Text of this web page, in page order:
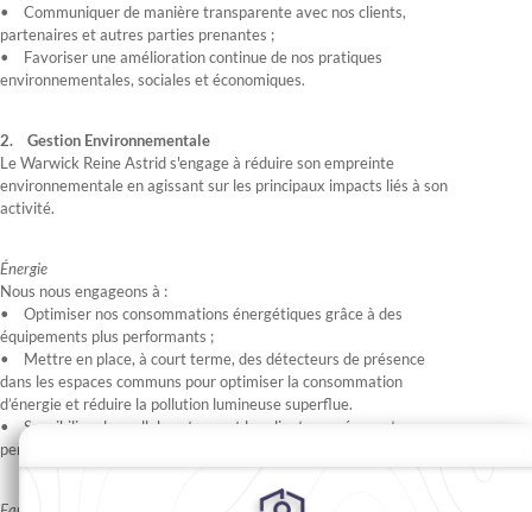
• Communiquer de manière transparente avec nos clients,
partenaires et autres parties prenantes ;
• Favoriser une amélioration continue de nos pratiques
environnementales, sociales et économiques.
2. Gestion Environnementale
Le Warwick Reine Astrid s'engage à réduire son empreinte
environnementale en agissant sur les principaux impacts liés à son
activité.
Énergie
Nous nous engageons à :
• Optimiser nos consommations énergétiques grâce à des
équipements plus performants ;
• Mettre en place, à court terme, des détecteurs de présence
dans les espaces communs pour optimiser la consommation
d’énergie et réduire la pollution lumineuse superflue.
• Sensibiliser les collaborateurs et les clients aux écogestes
permettant de réduire les consommations.